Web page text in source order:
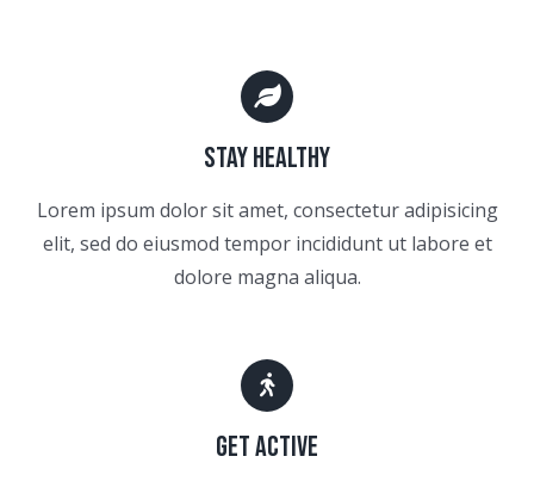
STAY HEALTHY
Lorem ipsum dolor sit amet, consectetur adipisicing
elit, sed do eiusmod tempor incididunt ut labore et
dolore magna aliqua.
GET ACTIVE